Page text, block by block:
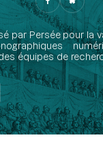
par Persée pour la
équipes de